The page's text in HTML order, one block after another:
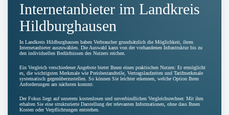
Internetanbieter im Landkreis
Hildburghausen
In Landkreis Hildburghausen haben Verbraucher grundsätzlich die Möglichkeit, ihren
Internetanbieter auszuwählen. Die Auswahl kann von der vorhandenen Infrastruktur bis zu
den individuellen Bedürfnissen des Nutzers reichen.
Ein Vergleich verschiedener Angebote bietet Ihnen einen praktischen Nutzen: Er ermöglicht
es, die wichtigsten Merkmale wie Preisbestandteile, Vertragslaufzeiten und Tarifmerkmale
systematisch gegenüberzustellen. So können Sie leichter erkennen, welche Option Ihren
Anforderungen am nächsten kommt.
Der Fokus liegt auf unserem kostenlosen und unverbindlichen Vergleichsrechner. Mit ihm
erhalten Sie eine strukturierte Darstellung der relevanten Informationen, ohne dass Ihnen
Kosten oder Verpflichtungen entstehen.